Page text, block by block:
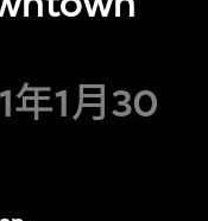
年1月30